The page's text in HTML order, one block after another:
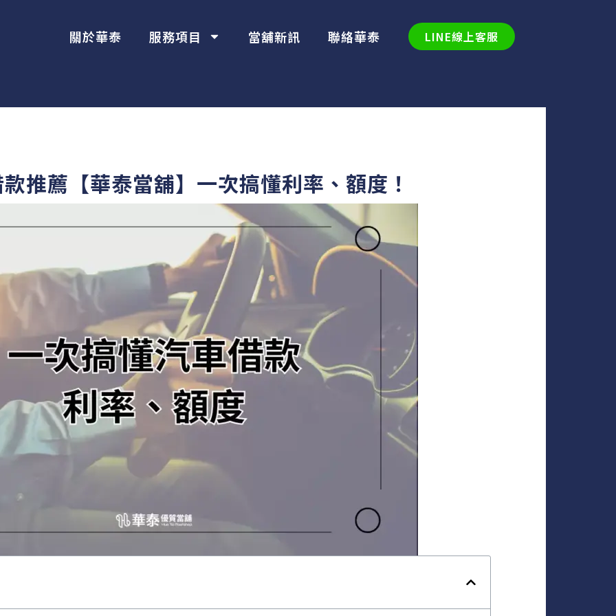
關於華泰 服務項目 當舖新訊 聯絡華泰 LINE線上客服
推薦【華泰當舖】一次搞懂利率、額度！